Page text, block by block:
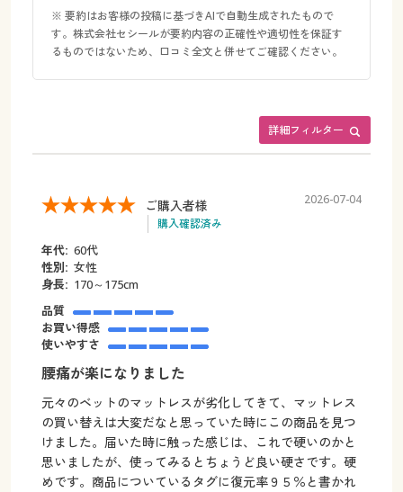
※ 要約はお客様の投稿に基づきAIで自動生成されたもので
す。株式会社セシールが要約内容の正確性や適切性を保証す
るものではないため、口コミ全文と併せてご確認ください。
詳細フィルター
ご購入者様
購入確認済み
2026-07-04
年代: 60代
性別: 女性
身長: 170～175cm
品質
お買い得感
使いやすさ
腰痛が楽になりました
元々のベットのマットレスが劣化してきて、マットレス
の買い替えは大変だなと思っていた時にこの商品を見つ
けました。届いた時に触った感じは、これで硬いのかと
思いましたが、使ってみるとちょうど良い硬さです。硬
めです。商品についているタグに復元率９５％と書かれ